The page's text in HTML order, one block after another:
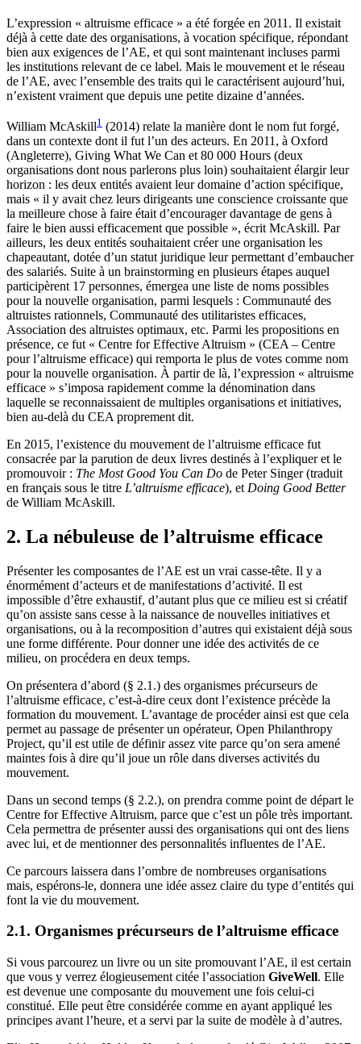
L’expression « altruisme efficace » a été forgée en 2011. Il existait
déjà à cette date des organisations, à vocation spécifique, répondant
bien aux exigences de l’AE, et qui sont maintenant incluses parmi
les institutions relevant de ce label. Mais le mouvement et le réseau
de l’AE, avec l’ensemble des traits qui le caractérisent aujourd’hui,
n’existent vraiment que depuis une petite dizaine d’années.
William McAskill1 (2014) relate la manière dont le nom fut forgé,
dans un contexte dont il fut l’un des acteurs. En 2011, à Oxford
(Angleterre), Giving What We Can et 80 000 Hours (deux
organisations dont nous parlerons plus loin) souhaitaient élargir leur
horizon : les deux entités avaient leur domaine d’action spécifique,
mais « il y avait chez leurs dirigeants une conscience croissante que
la meilleure chose à faire était d’encourager davantage de gens à
faire le bien aussi efficacement que possible », écrit McAskill. Par
ailleurs, les deux entités souhaitaient créer une organisation les
chapeautant, dotée d’un statut juridique leur permettant d’embaucher
des salariés. Suite à un brainstorming en plusieurs étapes auquel
participèrent 17 personnes, émergea une liste de noms possibles
pour la nouvelle organisation, parmi lesquels : Communauté des
altruistes rationnels, Communauté des utilitaristes efficaces,
Association des altruistes optimaux, etc. Parmi les propositions en
présence, ce fut « Centre for Effective Altruism » (CEA – Centre
pour l’altruisme efficace) qui remporta le plus de votes comme nom
pour la nouvelle organisation. À partir de là, l’expression « altruisme
efficace » s’imposa rapidement comme la dénomination dans
laquelle se reconnaissaient de multiples organisations et initiatives,
bien au-delà du CEA proprement dit.
En 2015, l’existence du mouvement de l’altruisme efficace fut
consacrée par la parution de deux livres destinés à l’expliquer et le
promouvoir : The Most Good You Can Do de Peter Singer (traduit
en français sous le titre L’altruisme efficace), et Doing Good Better
de William McAskill.
2. La nébuleuse de l’altruisme efficace
Présenter les composantes de l’AE est un vrai casse-tête. Il y a
énormément d’acteurs et de manifestations d’activité. Il est
impossible d’être exhaustif, d’autant plus que ce milieu est si créatif
qu’on assiste sans cesse à la naissance de nouvelles initiatives et
organisations, ou à la recomposition d’autres qui existaient déjà sous
une forme différente. Pour donner une idée des activités de ce
milieu, on procédera en deux temps.
On présentera d’abord (§ 2.1.) des organismes précurseurs de
l’altruisme efficace, c’est-à-dire ceux dont l’existence précède la
formation du mouvement. L’avantage de procéder ainsi est que cela
permet au passage de présenter un opérateur, Open Philanthropy
Project, qu’il est utile de définir assez vite parce qu’on sera amené
maintes fois à dire qu’il joue un rôle dans diverses activités du
mouvement.
Dans un second temps (§ 2.2.), on prendra comme point de départ le
Centre for Effective Altruism, parce que c’est un pôle très important.
Cela permettra de présenter aussi des organisations qui ont des liens
avec lui, et de mentionner des personnalités influentes de l’AE.
Ce parcours laissera dans l’ombre de nombreuses organisations
mais, espérons-le, donnera une idée assez claire du type d’entités qui
font la vie du mouvement.
2.1. Organismes précurseurs de l’altruisme efficace
Si vous parcourez un livre ou un site promouvant l’AE, il est certain
que vous y verrez élogieusement citée l’association GiveWell. Elle
est devenue une composante du mouvement une fois celui-ci
constitué. Elle peut être considérée comme en ayant appliqué les
principes avant l’heure, et a servi par la suite de modèle à d’autres.